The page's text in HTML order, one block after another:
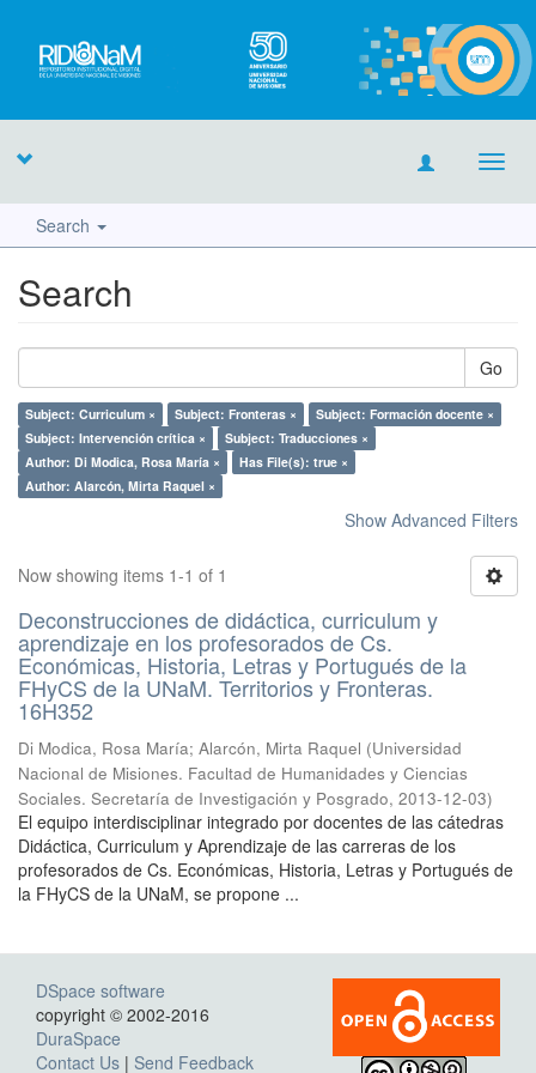
Search
Search
Go
Subject: Curriculum × Subject: Fronteras ×
Subject: Formación docente ×
Subject: Intervención crítica ×
Subject: Traducciones ×
Author: Di Modica, Rosa María ×
Has File(s): true ×
Author: Alarcón, Mirta Raquel ×
Show Advanced Filters
Now showing items 1-1 of 1
Deconstrucciones de didáctica, curriculum y
aprendizaje en los profesorados de Cs.
Económicas, Historia, Letras y Portugués de la
FHyCS de la UNaM. Territorios y Fronteras.
16H352
Di Modica, Rosa María; Alarcón, Mirta Raquel (Universidad
Nacional de Misiones. Facultad de Humanidades y Ciencias
Sociales. Secretaría de Investigación y Posgrado, 2013-12-03)
El equipo interdisciplinar integrado por docentes de las cátedras
Didáctica, Curriculum y Aprendizaje de las carreras de los
profesorados de Cs. Económicas, Historia, Letras y Portugués de
la FHyCS de la UNaM, se propone ...
DSpace software
copyright © 2002-2016
DuraSpace
Contact Us | Send Feedback